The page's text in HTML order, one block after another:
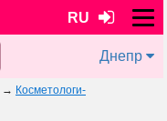
RU
Днепр
→ Косметологи-